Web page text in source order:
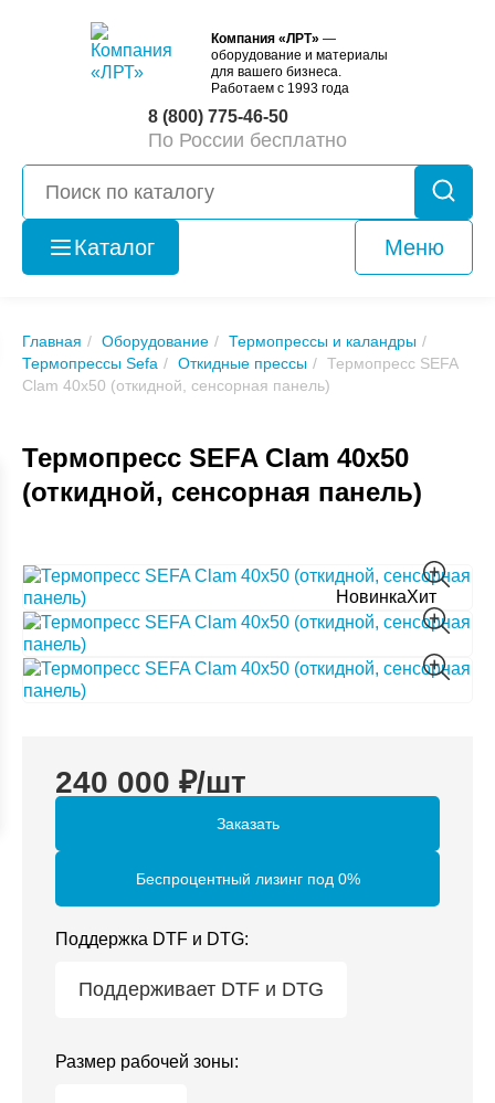
Компания «ЛРТ» —
оборудование и материалы
для вашего бизнеса.
Работаем с 1993 года
8 (800) 775-46-50
По России бесплатно
Каталог Меню
Оборудование
б/у
Главная Оборудование
Термопрессы и каландры
Термопрессы Sefa
Откидные прессы
Термопресс SEFA
Clam 40x50 (откидной, сенсорная панель)
Термопресс SEFA Clam 40x50
(откидной, сенсорная панель)
НовинкаХит
240 000 ₽/шт
Заказать
Беспроцентный лизинг под 0%
Поддержка DTF и DTG:
Поддерживает DTF и DTG
Размер рабочей зоны: